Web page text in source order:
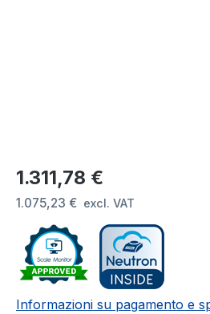
Prezzo normale:
1.311,78 €
1.075,23 € excl. VAT
Informazioni su pagamento e